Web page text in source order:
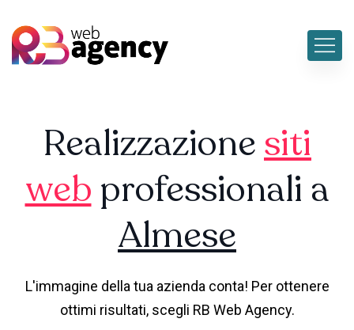
Realizzazionesiti
web professionali a
Almese
L'immagine della tua azienda conta! Per ottenere
ottimi risultati, scegli RB Web Agency.